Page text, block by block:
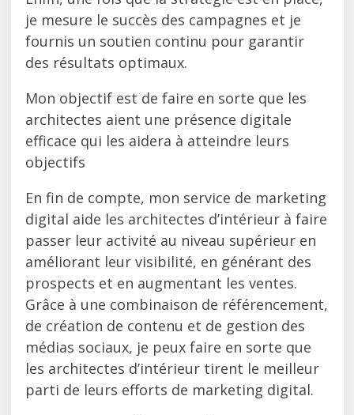
je mesure le succès des campagnes et je
fournis un soutien continu pour garantir
des résultats optimaux.
Mon objectif est de faire en sorte que les
architectes aient une présence digitale
efficace qui les aidera à atteindre leurs
objectifs
En fin de compte, mon service de marketing
digital aide les architectes d’intérieur à faire
passer leur activité au niveau supérieur en
améliorant leur visibilité, en générant des
prospects et en augmentant les ventes.
Grâce à une combinaison de référencement,
de création de contenu et de gestion des
médias sociaux, je peux faire en sorte que
les architectes d’intérieur tirent le meilleur
parti de leurs efforts de marketing digital.